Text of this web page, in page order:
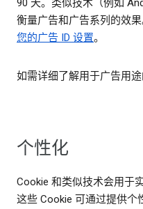
90 天。类似技术（例如
衡量广告和广告系列的效
您的广告 ID 设置。
如需详细了解用于广告用
个性化
Cookie 和类似技术会用于
这些 Cookie 可通过提供个